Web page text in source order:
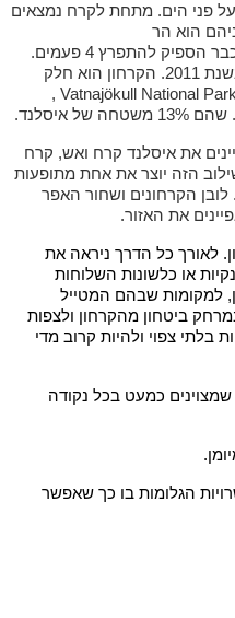
וגובה של 2000 מטר מעל פני הים. מתחת לקרח נמצאים
הוא הר
הגעש Grímsvötn אשר משנת 1996 כבר הספיק להתפרץ 4 פעמים.
הפעם האחרונה שהוא התפרץ היה בשנת 2011. הקרחון הוא חלק
מהפארק הגדול באירופה המערבית Vatnajökull National Park ,
את איסלנד קרח ואש, קרח
הזה יוצר את אחת מתופעות
הקרחונים ושחור האפר
את האזור.
לאורך כל הדרך ניראה את
או כלשונות השלוחות
למקומות שבהם המטייל
ביטחון מהקרחון ולצפות
בלתי צפוי ולהיות קרוב מדי
כמעט בכל נקודה
הגלומות בו כך שאפשר